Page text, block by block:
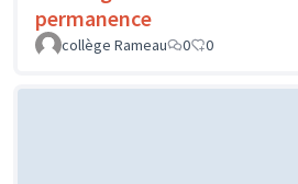
permanence
collège Rameau
0 0